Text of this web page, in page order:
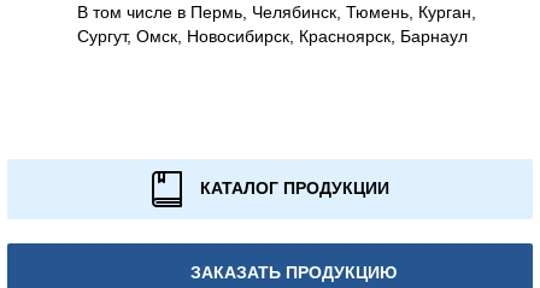
В том числе в Пермь, Челябинск, Тюмень, Курган,
Сургут, Омск, Новосибирск, Красноярск, Барнаул
КАТАЛОГ ПРОДУКЦИИ
ЗАКАЗАТЬ ПРОДУКЦИЮ